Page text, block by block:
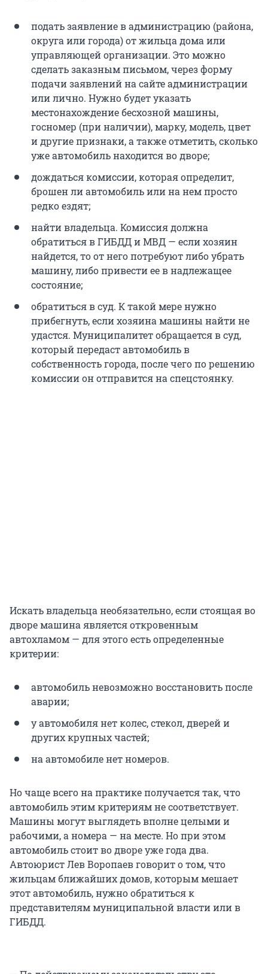
подать заявление в администрацию (района,
округа или города) от жильца дома или
управляющей организации. Это можно
сделать заказным письмом, через форму
подачи заявлений на сайте администрации
или лично. Нужно будет указать
местонахождение бесхозной машины,
госномер (при наличии), марку, модель, цвет
и другие признаки, а также отметить, сколько
уже автомобиль находится во дворе;
дождаться комиссии, которая определит,
брошен ли автомобиль или на нем просто
редко ездят;
найти владельца. Комиссия должна
обратиться в ГИБДД и МВД — если хозяин
найдется, то от него потребуют либо убрать
машину, либо привести ее в надлежащее
состояние;
обратиться в суд. К такой мере нужно
прибегнуть, если хозяина машины найти не
удастся. Муниципалитет обращается в суд,
который передаст автомобиль в
собственность города, после чего по решению
комиссии он отправится на спецстоянку.
Искать владельца необязательно, если стоящая во
дворе машина является откровенным
автохламом — для этого есть определенные
критерии:
автомобиль невозможно восстановить после
аварии;
у автомобиля нет колес, стекол, дверей и
других крупных частей;
на автомобиле нет номеров.
Но чаще всего на практике получается так, что
автомобиль этим критериям не соответствует.
Машины могут выглядеть вполне целыми и
рабочими, а номера — на месте. Но при этом
автомобиль стоит во дворе уже года два.
Автоюрист Лев Воропаев говорит о том, что
жильцам ближайших домов, которым мешает
этот автомобиль, нужно обратиться к
представителям муниципальной власти или в
ГИБДД.